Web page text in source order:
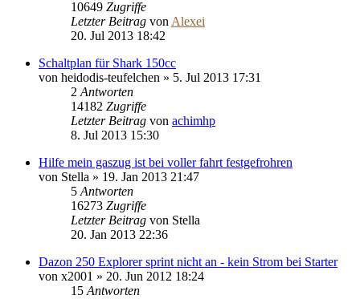
10649 Zugriffe
Letzter Beitrag von Alexei
20. Jul 2013 18:42
Schaltplan für Shark 150cc
von heidodis-teufelchen » 5. Jul 2013 17:31
2 Antworten
14182 Zugriffe
Letzter Beitrag von achimhp
8. Jul 2013 15:30
Hilfe mein gaszug ist bei voller fahrt festgefrohren
von Stella » 19. Jan 2013 21:47
5 Antworten
16273 Zugriffe
Letzter Beitrag von Stella
20. Jan 2013 22:36
Dazon 250 Explorer sprint nicht an - kein Strom bei Starter
von x2001 » 20. Jun 2012 18:24
15 Antworten